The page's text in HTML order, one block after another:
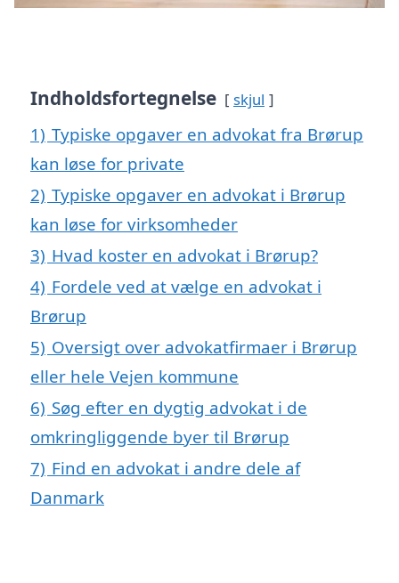
Indholdsfortegnelse skjul
1) Typiske opgaver en advokat fra Brørup
kan løse for private
2) Typiske opgaver en advokat i Brørup
kan løse for virksomheder
3) Hvad koster en advokat i Brørup?
4) Fordele ved at vælge en advokat i
Brørup
5) Oversigt over advokatfirmaer i Brørup
eller hele Vejen kommune
6) Søg efter en dygtig advokat i de
omkringliggende byer til Brørup
7) Find en advokat i andre dele af
Danmark